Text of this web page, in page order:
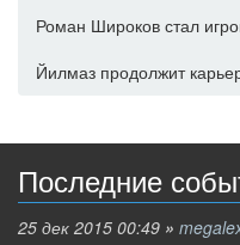
Роман Широков стал
Йилмаз продолжит
Последние
25 дек 2015 00:49 »